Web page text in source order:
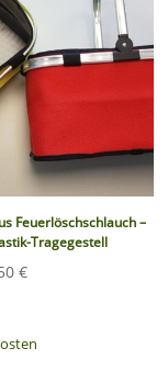
Feuerlöschschlauch –
Tragegestell
€